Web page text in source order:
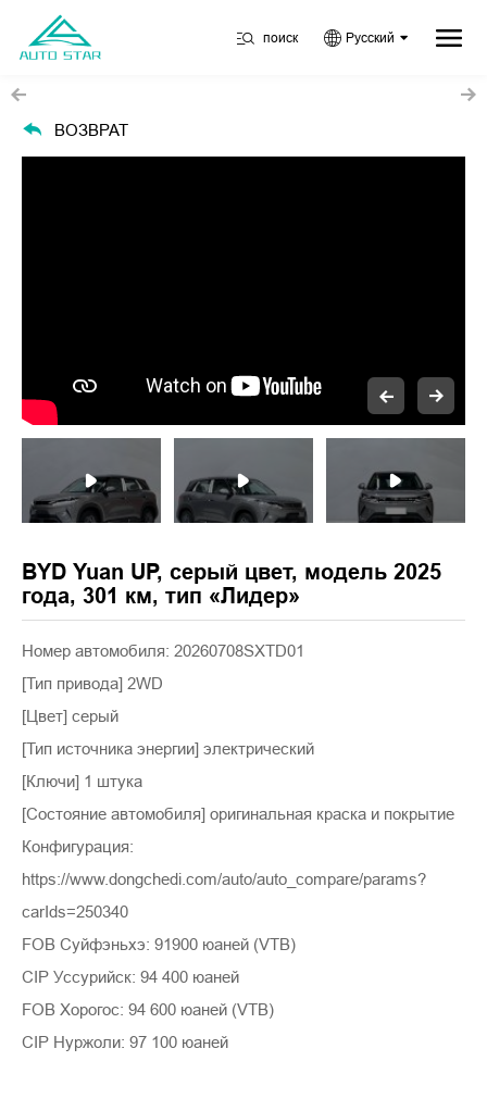
поиск Русский
ВОЗВРАТ
BYD Yuan UP, серый цвет, модель 2025
года, 301 км, тип «Лидер»
Номер автомобиля: 20260708SXTD01
[Тип привода] 2WD
[Цвет] серый
[Тип источника энергии] электрический
[Ключи] 1 штука
[Состояние автомобиля] оригинальная краска и покрытие
Конфигурация:
https://www.dongchedi.com/auto/auto_compare/params?
carIds=250340
FOB Суйфэньхэ: 91900 юаней (VTB)
CIP Уссурийск: 94 400 юаней
FOB Хорогос: 94 600 юаней (VTB)
CIP Нуржоли: 97 100 юаней